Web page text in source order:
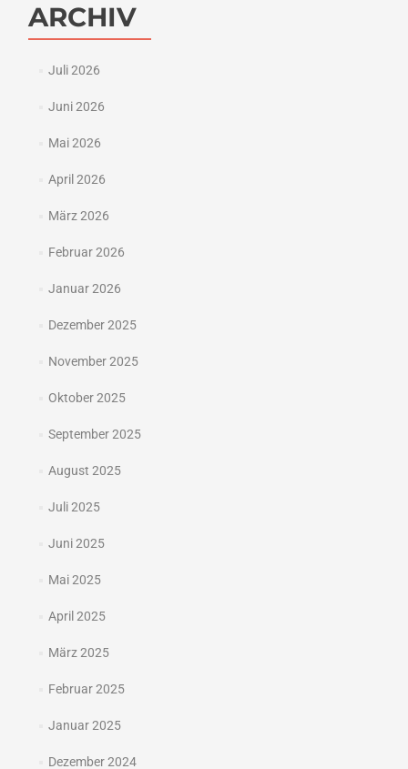
ARCHIV
Juli 2026
Juni 2026
Mai 2026
April 2026
März 2026
Februar 2026
Januar 2026
Dezember 2025
November 2025
Oktober 2025
September 2025
August 2025
Juli 2025
Juni 2025
Mai 2025
April 2025
März 2025
Februar 2025
Januar 2025
Dezember 2024